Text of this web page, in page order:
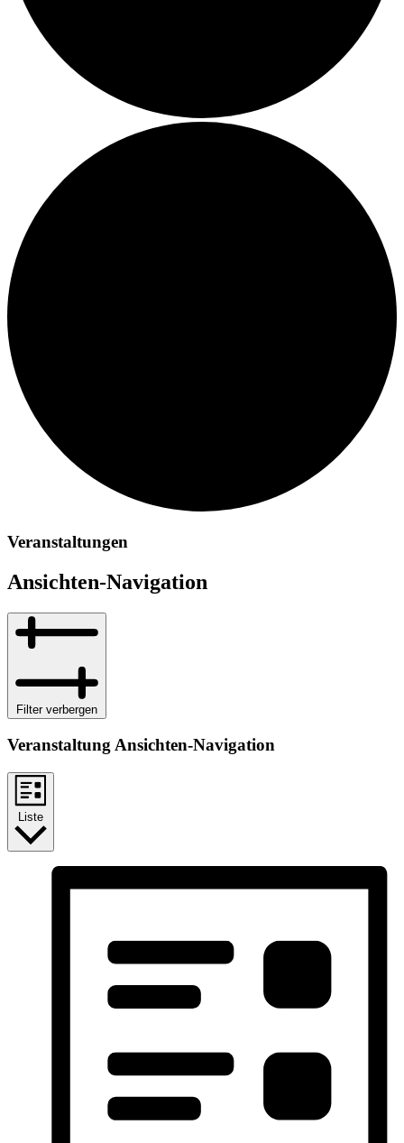
Veranstaltungen
Ansichten-Navigation
Filter verbergen
Veranstaltung Ansichten-Navigation
Liste